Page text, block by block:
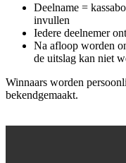
Deelname =
invullen
Iedere deelnemer
Na afloop worden
de uitslag kan niet
Winnaars worden
bekendgemaakt.